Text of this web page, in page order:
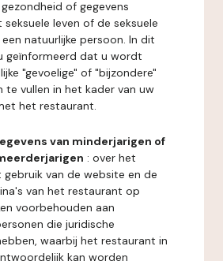
of gegevens
leven of de seksuele
natuurlijke persoon. In dit
geïnformeerd dat u wordt
"gevoelige" of "bijzondere"
te vullen in het kader van uw
het restaurant.
van minderjarigen of
: over het
gebruik van de website en de
van het restaurant op
voorbehouden aan
die juridische
waarbij het restaurant in
kan worden